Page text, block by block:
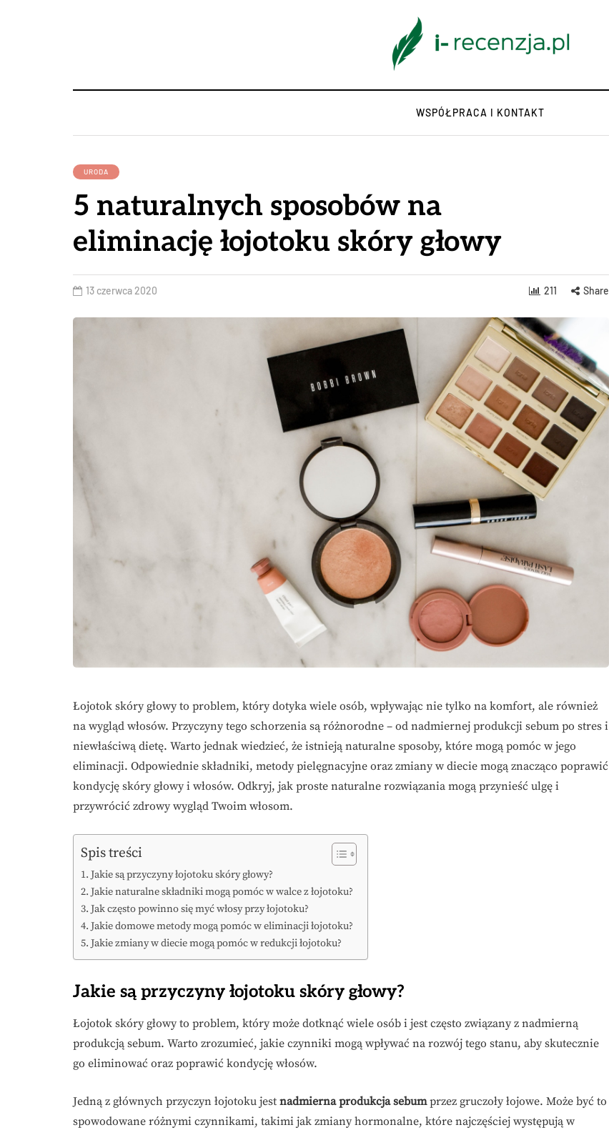
WSPÓŁPRACA I KONTAKT
URODA
5 naturalnych sposobów na
eliminację łojotoku skóry głowy
13 czerwca 2020 211 Share
Łojotok skóry głowy to problem, który dotyka wiele osób, wpływając nie tylko na komfort, ale również
na wygląd włosów. Przyczyny tego schorzenia są różnorodne – od nadmiernej produkcji sebum po stres i
niewłaściwą dietę. Warto jednak wiedzieć, że istnieją naturalne sposoby, które mogą pomóc w jego
eliminacji. Odpowiednie składniki, metody pielęgnacyjne oraz zmiany w diecie mogą znacząco poprawić
kondycję skóry głowy i włosów. Odkryj, jak proste naturalne rozwiązania mogą przynieść ulgę i
przywrócić zdrowy wygląd Twoim włosom.
Spis treści
Jakie są przyczyny łojotoku skóry głowy?
Jakie naturalne składniki mogą pomóc w walce z łojotoku?
Jak często powinno się myć włosy przy łojotoku?
Jakie domowe metody mogą pomóc w eliminacji łojotoku?
Jakie zmiany w diecie mogą pomóc w redukcji łojotoku?
Jakie są przyczyny łojotoku skóry głowy?
Łojotok skóry głowy to problem, który może dotknąć wiele osób i jest często związany z nadmierną
produkcją sebum. Warto zrozumieć, jakie czynniki mogą wpływać na rozwój tego stanu, aby skutecznie
go eliminować oraz poprawić kondycję włosów.
Jedną z głównych przyczyn łojotoku jest nadmierna produkcja sebumprzez gruczoły łojowe. Może być to
spowodowane różnymi czynnikami, takimi jak zmiany hormonalne, które najczęściej występują w